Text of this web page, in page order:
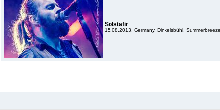
Solstafir
15.08.2013, Germany, Dinkelsbühl,